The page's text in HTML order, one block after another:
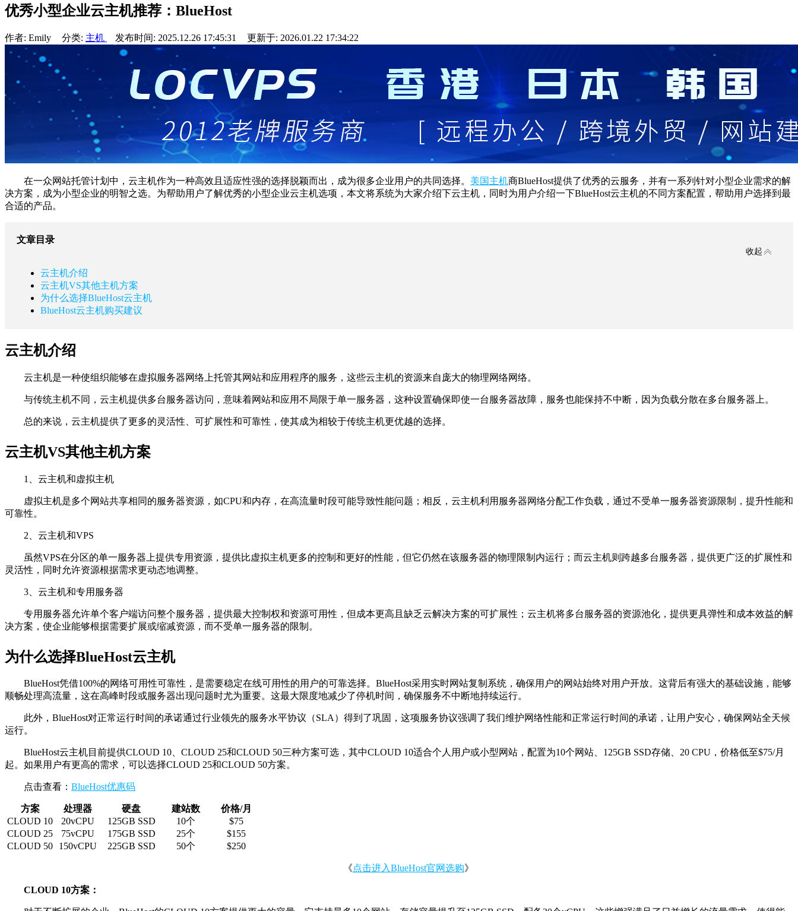
优秀小型企业云主机推荐：BlueHost
作者: Emily 分类: 主机 发布时间: 2025.12.26 17:45:31 更新于: 2026.01.22 17:34:22
在一众网站托管计划中，云主机作为一种高效且适应性强的选择脱颖而出，成为很多企业用户的共同选择。 美国主机商BlueHost提供了优秀的云服务，并有一系列针对小型企业需求的解
决方案，成为小型企业的明智之选。为帮助用户了解优秀的小型企业云主机选项，本文将系统为大家介绍下云主机，同时为用户介绍一下BlueHost云主机的不同方案配置，帮助用户选择到最
合适的产品。
文章目录
收起
云主机介绍
云主机VS其他主机方案
为什么选择BlueHost云主机
BlueHost云主机购买建议
云主机介绍
云主机是一种使组织能够在虚拟服务器网络上托管其网站和应用程序的服务，这些云主机的资源来自庞大的物理网络网络。
与传统主机不同，云主机提供多台服务器访问，意味着网站和应用不局限于单一服务器，这种设置确保即使一台服务器故障，服务也能保持不中断，因为负载分散在多台服务器上。
总的来说，云主机提供了更多的灵活性、可扩展性和可靠性，使其成为相较于传统主机更优越的选择。
云主机VS其他主机方案
1、云主机和虚拟主机
虚拟主机是多个网站共享相同的服务器资源，如CPU和内存，在高流量时段可能导致性能问题；相反，云主机利用服务器网络分配工作负载，通过不受单一服务器资源限制，提升性能和
可靠性。
2、云主机和VPS
虽然VPS在分区的单一服务器上提供专用资源，提供比虚拟主机更多的控制和更好的性能，但它仍然在该服务器的物理限制内运行；而云主机则跨越多台服务器，提供更广泛的扩展性和
灵活性，同时允许资源根据需求更动态地调整。
3、云主机和专用服务器
专用服务器允许单个客户端访问整个服务器，提供最大控制权和资源可用性，但成本更高且缺乏云解决方案的可扩展性；云主机将多台服务器的资源池化，提供更具弹性和成本效益的解
决方案，使企业能够根据需要扩展或缩减资源，而不受单一服务器的限制。
为什么选择BlueHost云主机
BlueHost凭借100%的网络可用性可靠性，是需要稳定在线可用性的用户的可靠选择。BlueHost采用实时网站复制系统，确保用户的网站始终对用户开放。这背后有强大的基础设施，能够
顺畅处理高流量，这在高峰时段或服务器出现问题时尤为重要。这最大限度地减少了停机时间，确保服务不中断地持续运行。
此外，BlueHost对正常运行时间的承诺通过行业领先的服务水平协议（SLA）得到了巩固，这项服务协议强调了我们维护网络性能和正常运行时间的承诺，让用户安心，确保网站全天候
运行。
BlueHost云主机目前提供CLOUD 10、CLOUD 25和CLOUD 50三种方案可选，其中CLOUD 10适合个人用户或小型网站，配置为10个网站、125GB SSD存储、20 CPU，价格低至$75/月
起。如果用户有更高的需求，可以选择CLOUD 25和CLOUD 50方案。
点击查看： BlueHost优惠码
方案 处理器 硬盘 建站数
价格/月
CLOUD 10
20vCPU 125GB SSD 10个
$75
CLOUD 25
75vCPU 175GB SSD 25个
$155
CLOUD 50
150vCPU 225GB SSD 50个 $250
《点击进入BlueHost官网选购》
CLOUD 10方案：